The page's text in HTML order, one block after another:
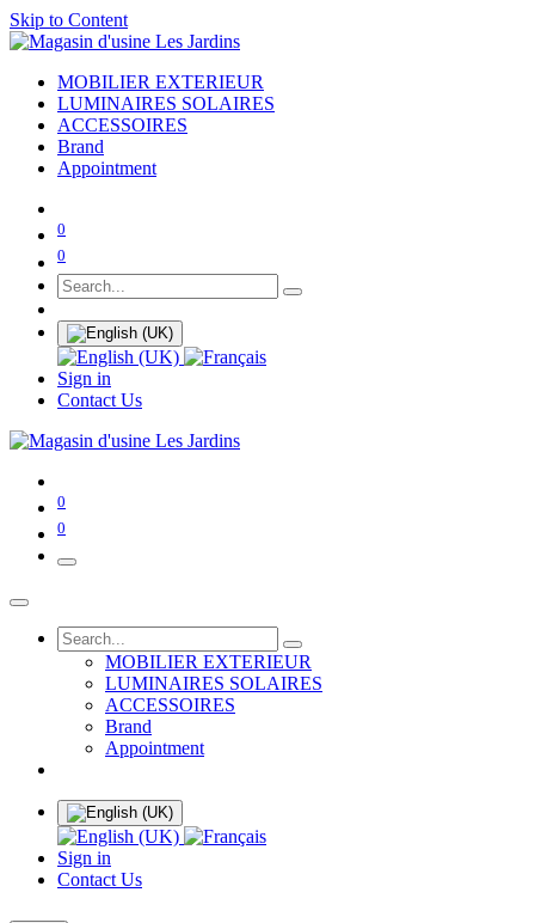
Skip to Content
MOBILIER EXTERIEUR
LUMINAIRES SOLAIRES
ACCESSOIRES
Brand
Appointment
0
0
Sign in
Contact Us
0
0
MOBILIER EXTERIEUR
LUMINAIRES SOLAIRES
ACCESSOIRES
Brand
Appointment
Sign in
Contact Us